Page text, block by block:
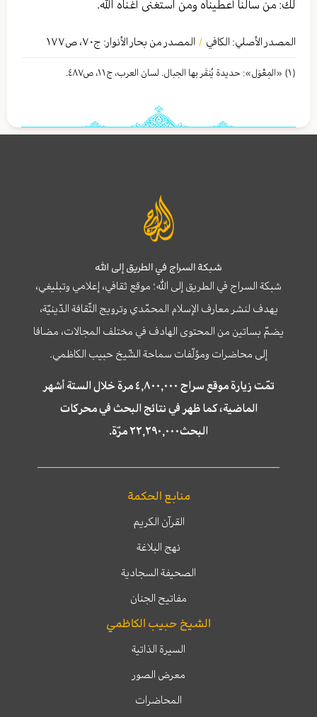
لك: من سألنا أعطيناه ومن استغنى أغناه الله.
المصدر الأصلي: الكافي / المصدر من بحار الأنوار: ج٧٠، ص١٧٧
(١) «المِعْوَل»: حديدة يُنقَر بها الجبال. لسان العرب، ج١١، ص٤٨٧.
شبكة السراج في الطريق إلى الله
شبكة السراج في الطريق إلى الله؛ موقع ثقافي، إعلامي وتبليغي،
يهدف لنشر معارف الإسلام المحمّدي وترويج الثّقافة الدّينيّة،
يضمّ بساتين من المحتوى الهادف في مختلف المجالات، مضافا
إلى محاضرات ومؤلّفات سماحة الشّيخ حبيب الكاظمي.
تمّت زيارة موقع سراج ٤,٨٠٠,٠٠٠ مرة خلال الستة أشهر
الماضية، كما ظهر في نتائج البحث في محركات
البحث٢٢,٢٩٠,٠٠٠ مرّة.
منابع الحكمة
القرآن الكريم
نهج البلاغة
الصحيفة السجادية
مفاتيح الجنان
الشيخ حبيب الكاظمي
السيرة الذاتية
معرض الصور
المحاضرات